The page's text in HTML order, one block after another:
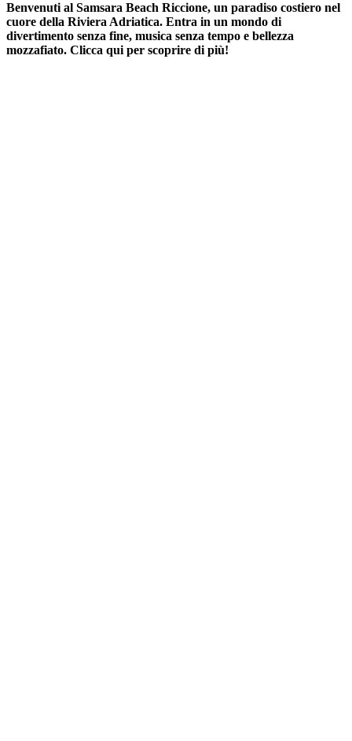
Benvenuti al Samsara Beach Riccione, un paradiso costiero nel
cuore della Riviera Adriatica. Entra in un mondo di
divertimento senza fine, musica senza tempo e bellezza
mozzafiato. Clicca qui per scoprire di più!